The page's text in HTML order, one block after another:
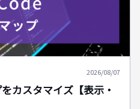
2026/08/07
カスタマイズ【表示・